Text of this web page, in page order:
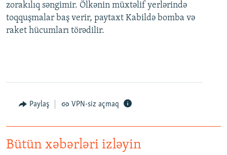
zorakılıq səngimir. Ölkənin müxtəlif yerlərində
toqquşmalar baş verir, paytaxt Kabildə bomba və
raket hücumları törədilir.
Paylaş VPN-siz açmaq
Bütün xəbərləri izləyin